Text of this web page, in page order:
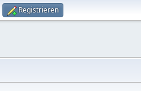
Registrieren